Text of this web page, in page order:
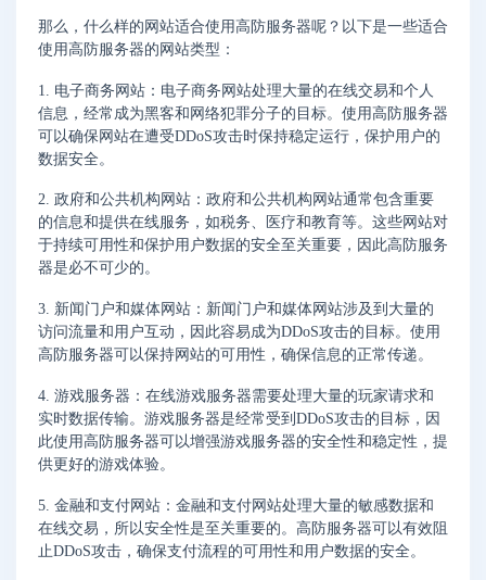
那么，什么样的网站适合使用高防服务器呢？以下是一些适合
使用高防服务器的网站类型：
1. 电子商务网站：电子商务网站处理大量的在线交易和个人
信息，经常成为黑客和网络犯罪分子的目标。使用高防服务器
可以确保网站在遭受DDoS攻击时保持稳定运行，保护用户的
数据安全。
2. 政府和公共机构网站：政府和公共机构网站通常包含重要
的信息和提供在线服务，如税务、医疗和教育等。这些网站对
于持续可用性和保护用户数据的安全至关重要，因此高防服务
器是必不可少的。
3. 新闻门户和媒体网站：新闻门户和媒体网站涉及到大量的
访问流量和用户互动，因此容易成为DDoS攻击的目标。使用
高防服务器可以保持网站的可用性，确保信息的正常传递。
4. 游戏服务器：在线游戏服务器需要处理大量的玩家请求和
实时数据传输。游戏服务器是经常受到DDoS攻击的目标，因
此使用高防服务器可以增强游戏服务器的安全性和稳定性，提
供更好的游戏体验。
5. 金融和支付网站：金融和支付网站处理大量的敏感数据和
在线交易，所以安全性是至关重要的。高防服务器可以有效阻
止DDoS攻击，确保支付流程的可用性和用户数据的安全。